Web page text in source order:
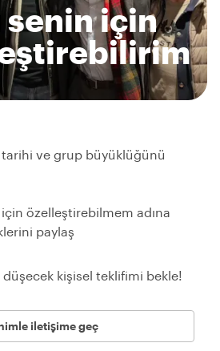
senin için
ve grup büyüklüğünü
özelleştirebilmem adına
paylaş
kişisel teklifimi bekle!
iletişime geç